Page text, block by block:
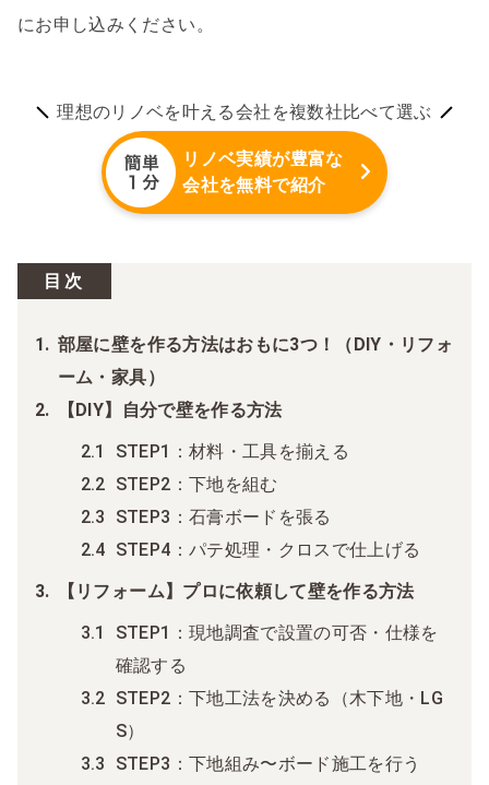
にお申し込みください。
理想のリノベを叶える会社を複数社比べて選ぶ
リノベ実績が豊富な
会社を無料で紹介
目次
部屋に壁を作る方法はおもに3つ！（DIY・リフォ
ーム・家具）
【DIY】自分で壁を作る方法
STEP1：材料・工具を揃える
STEP2：下地を組む
STEP3：石膏ボードを張る
STEP4：パテ処理・クロスで仕上げる
【リフォーム】プロに依頼して壁を作る方法
STEP1：現地調査で設置の可否・仕様を
確認する
STEP2：下地工法を決める（木下地・LG
S）
STEP3：下地組み〜ボード施工を行う